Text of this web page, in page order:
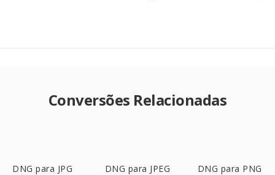
Conversões Relacionadas
DNG para JPG DNG para JPEG DNG para PNG